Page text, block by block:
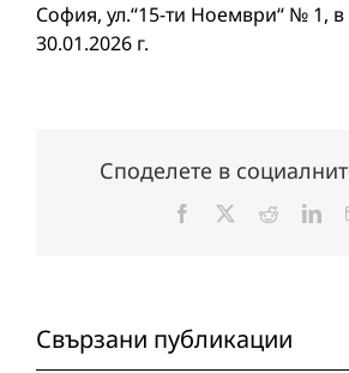
София, ул.“15-ти Ноември“ № 1,
30.01.2026 г.
Споделете в
Facebook Reddit
Свързани публикации